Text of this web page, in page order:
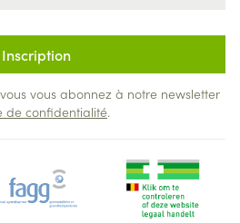
Inscription
vous abonnez à notre newsletter
de confidentialité.